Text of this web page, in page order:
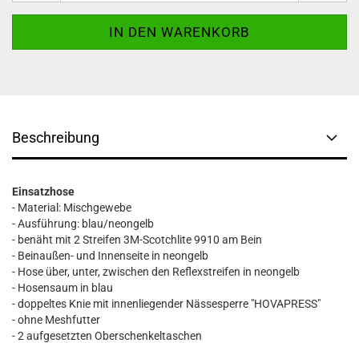
Beschreibung
Einsatzhose
- Material: Mischgewebe
- Ausführung: blau/neongelb
- benäht mit 2 Streifen 3M-Scotchlite 9910 am Bein
- Beinaußen- und Innenseite in neongelb
- Hose über, unter, zwischen den Reflexstreifen in neongelb
- Hosensaum in blau
- doppeltes Knie mit innenliegender Nässesperre "HOVAPRESS"
- ohne Meshfutter
- 2 aufgesetzten Oberschenkeltaschen